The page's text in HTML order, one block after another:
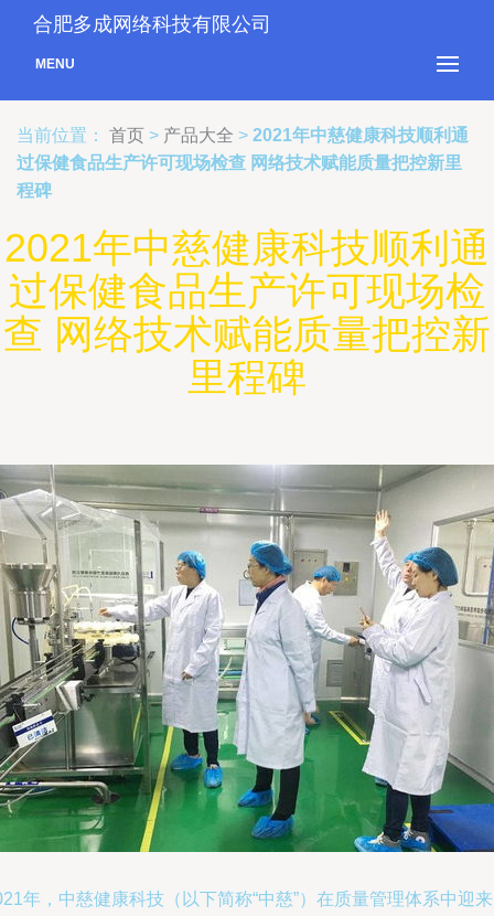
合肥多成网络科技有限公司
MENU
当前位置： 首页 > 产品大全 > 2021年中慈健康科技顺利通
过保健食品生产许可现场检查 网络技术赋能质量把控新里
程碑
2021年中慈健康科技顺利通
过保健食品生产许可现场检
查 网络技术赋能质量把控新
里程碑
年，中慈健康科技（以下简称“中慈”）在质量管理体系中迎